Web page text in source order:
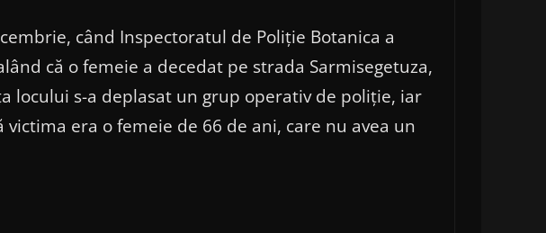
când Inspectoratul de Poliție Botanica a
că o femeie a decedat pe strada Sarmisegetuza,
locului s-a deplasat un grup operativ de poliție, iar
era o femeie de 66 de ani, care nu avea un